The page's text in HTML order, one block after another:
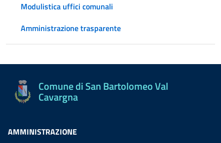
Modulistica uffici comunali
Amministrazione trasparente
Comune di San Bartolomeo Val
Cavargna
AMMINISTRAZIONE